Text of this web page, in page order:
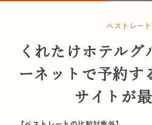
ベストレー
くれたけホテルグ
ーネットで予約す
サイトが